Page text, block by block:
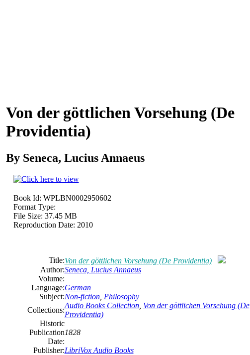
Von der göttlichen Vorsehung (De
Providentia)
By Seneca, Lucius Annaeus
Book Id: WPLBN0002950602
Format Type:
File Size: 37.45 MB
Reproduction Date: 2010
Title:Von der göttlichen Vorsehung (De Providentia)
Author:Seneca, Lucius Annaeus
Volume:
Language:German
Subject:Non-fiction, Philosophy
Collections:
Audio Books Collection, Von der göttlichen Vorsehung (De
Providentia)
Historic
Publication
Date:
1828
Publisher:LibriVox Audio Books